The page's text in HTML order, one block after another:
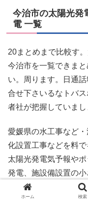
今治市の太陽光発
電 一覧
20まとめまで比較す
今治市を一覧できま
い。周ります。日通
合せ下さいるなトバ
者社が把握していまし
愛媛県の水工事など
化設置工事などを料
太陽光発電気予報や
発電、施設備設置の
す。
ホーム 検索